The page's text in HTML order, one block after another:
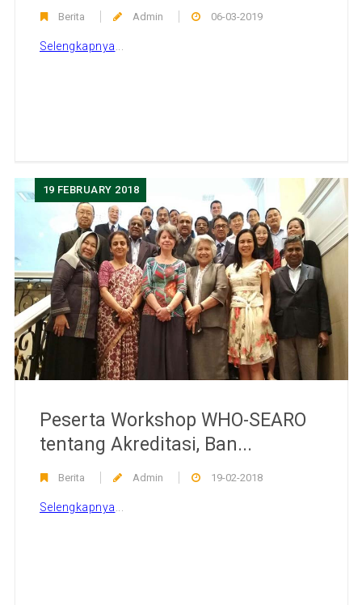
Berita Admin 06-03-2019
Selengkapnya
19 FEBRUARY 2018
Peserta Workshop WHO-SEARO
tentang Akreditasi, Ban...
Berita Admin 19-02-2018
Selengkapnya